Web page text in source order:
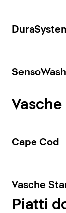
Vasche
Cape Cod
Vasche
Piatti